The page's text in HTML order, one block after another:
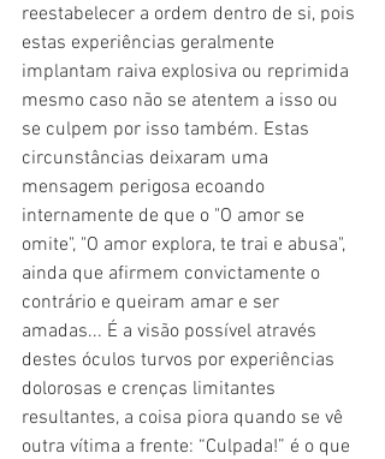
reestabelecer a ordem dentro de si, pois
estas experiências geralmente
implantam raiva explosiva ou reprimida
mesmo caso não se atentem a isso ou
se culpem por isso também. Estas
circunstâncias deixaram uma
mensagem perigosa ecoando
internamente de que o "O amor se
omite", "O amor explora, te trai e abusa",
ainda que afirmem convictamente o
contrário e queiram amar e ser
amadas... É a visão possível através
destes óculos turvos por experiências
dolorosas e crenças limitantes
resultantes, a coisa piora quando se vê
outra vítima a frente: “Culpada!” é o que